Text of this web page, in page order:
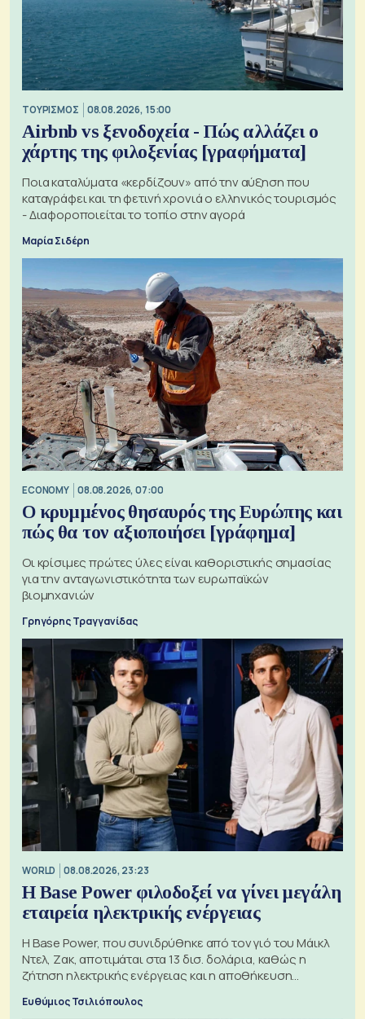
ΤΟΥΡΙΣΜΟΣ 08.08.2026, 15:00
Airbnb vs ξενοδοχεία - Πώς αλλάζει ο
χάρτης της φιλοξενίας [γραφήματα]
Ποια καταλύματα «κερδίζουν» από την αύξηση που
καταγράφει και τη φετινή χρονιά ο ελληνικός τουρισμός
- Διαφοροποιείται το τοπίο στην αγορά
Μαρία Σιδέρη
ECONOMY 08.08.2026, 07:00
Ο κρυμμένος θησαυρός της Ευρώπης και
πώς θα τον αξιοποιήσει [γράφημα]
Οι κρίσιμες πρώτες ύλες είναι καθοριστικής σημασίας
για την ανταγωνιστικότητα των ευρωπαϊκών
βιομηχανιών
Γρηγόρης Τραγγανίδας
WORLD 08.08.2026, 23:23
Η Base Power φιλοδοξεί να γίνει μεγάλη
εταιρεία ηλεκτρικής ενέργειας
Η Base Power, που συνιδρύθηκε από τον γιό του Μάικλ
Ντελ, Ζακ, αποτιμάται στα 13 δισ. δολάρια, καθώς η
ζήτηση ηλεκτρικής ενέργειας και η αποθήκευση
Ευθύμιος Τσιλιόπουλος